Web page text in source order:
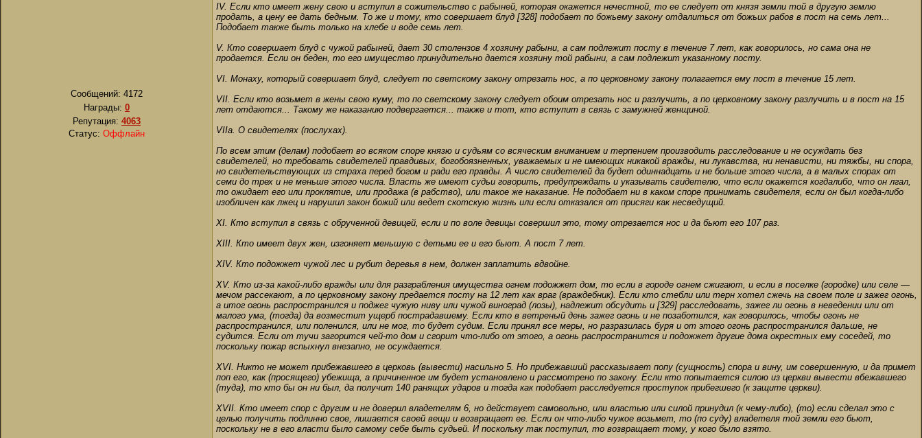
Сообщений: 4172
Награды: 0
Репутация: 4063
Статус: Оффлайн
IV. Если кто имеет жену свою и вступил в сожительство с рабыней, которая окажется нечестной, то ее следует от князя земли той в другую землю
продать, а цену ее дать бедным. То же и тому, кто совершает блуд [328] подобает по божьему закону отдалиться от божьих рабов в пост на семь лет...
Подобает также быть только на хлебе и воде семь лет.
V. Кто совершает блуд с чужой рабыней, дает 30 столензов 4 хозяину рабыни, а сам подлежит посту в течение 7 лет, как говорилось, но сама она не
продается. Если он беден, то его имущество принудительно дается хозяину той рабыни, а сам подлежит указанному посту.
VI. Монаху, который совершает блуд, следует по светскому закону отрезать нос, а по церковному закону полагается ему пост в течение 15 лет.
VII. Если кто возьмет в жены свою куму, то по светскому закону следует обоим отрезать нос и разлучить, а по церковному закону разлучить и в пост на 15
лет отдаются... Такому же наказанию подвергается... также и тот, кто вступит в связь с замужней женщиной.
VIIa. О свидетелях (послухах).
По всем этим (делам) подобает во всяком споре князю и судьям со всяческим вниманием и терпением производить расследование и не осуждать без
свидетелей, но требовать свидетелей правдивых, богобоязненных, уважаемых и не имеющих никакой вражды, ни лукавства, ни ненависти, ни тяжбы, ни спора,
но свидетельствующих из страха перед богом и ради его правды. А число свидетелей да будет одиннадцать и не больше этого числа, а в малых спорах от
семи до трех и не меньше этого числа. Власть же имеют судьи говорить, предупреждать и указывать свидетелю, что если окажется когдалибо, что он лгал,
то ожидает его или проклятие, или продажа (в рабство), или такое же наказание. Не подобает ни в каком споре принимать свидетеля, если он был когда-либо
изобличен как лжец и нарушил закон божий или ведет скотскую жизнь или если отказался от присяги как несведущий.
XI. Кто вступил в связь с обрученной девицей, если и по воле девицы совершил это, тому отрезается нос и да бьют его 107 раз.
XIII. Кто имеет двух жен, изгоняет меньшую с детьми ее и его бьют. А пост 7 лет.
XIV. Кто подожжет чужой лес и рубит деревья в нем, должен заплатить вдвойне.
XV. Кто из-за какой-либо вражды или для разграбления имущества огнем подожжет дом, то если в городе огнем сжигают, и если в поселке (городке) или селе —
мечом рассекают, а по церковному закону предается посту на 12 лет как враг (враждебник). Если кто стебли или терн хотел сжечь на своем поле и зажег огонь,
а итог огонь распространился и поджег чужую ниву или чужой виноград (лозы), надлежит обсудить и [329] расследовать, зажег ли огонь в неведении или от
малого ума, (тогда) да возместит ущерб пострадавшему. Если кто в ветреный день зажег огонь и не позаботился, как говорилось, чтобы огонь не
распространился, или поленился, или не мог, то будет судим. Если принял все меры, но разразилась буря и от этого огонь распространился дальше, не
судится. Если от тучи загорится чей-то дом и сгорит что-либо от этого, а огонь распространится и подожжет другие дома окрестных ему соседей, то
поскольку пожар вспыхнул внезапно, не осуждается.
XVI. Никто не может прибежавшего в церковь (вывести) насильно 5. Но прибежавший рассказывает попу (сущность) спора и вину, им совершенную, и да примет
поп его, как (просящего) убежища, а причиненное им будет установлено и рассмотрено по закону. Если кто попытается силою из церкви вывести вбежавшего
(туда), то кто бы он ни был, да получит 140 ранящих ударов и тогда как подобает расследуется проступок прибегшего (к защите церкви).
ХVII. Кто имеет спор с другим и не доверил владетелям 6, но действует самовольно, или властью или силой принудил (к чему-либо), (то) если сделал это с
целью получить подлинно свое, лишается своей вещи и возвращает ее. Если он что-либо чужое возьмет, то (по суду) владетеля той земли его бьют,
поскольку не в его власти было самому себе быть судьей. И поскольку так поступил, то возвращает тому, у кого было взято.